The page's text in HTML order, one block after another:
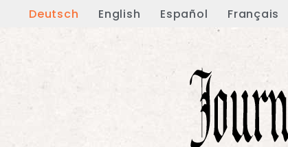
Deutsch English Español Français